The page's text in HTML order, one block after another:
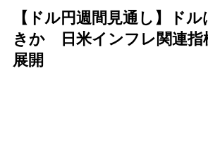
【ドル円週間見通し】ド
きか 日米インフレ関連指
展開